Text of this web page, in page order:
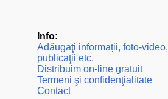
Info:
Adăugaţi informații, foto-video,
publicaţii etc.
Distribuim on-line gratuit
Termeni şi confidenţialitate
Contact